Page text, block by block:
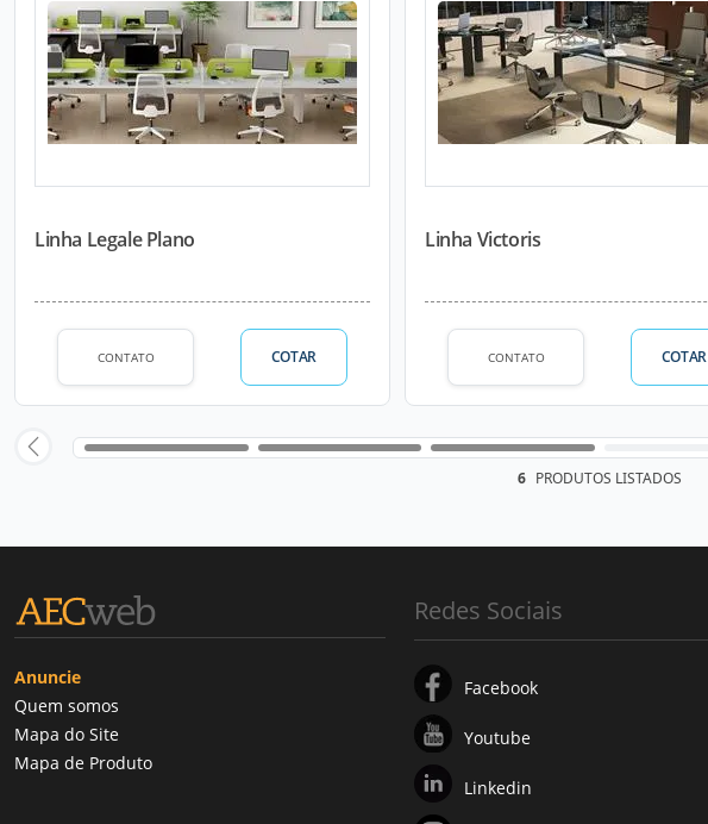
Linha Legale Plano
CONTATO COTAR
Linha Victoris
CONTATO COTAR
6 PRODUTOS LISTADOS
Anuncie
Quem somos
Mapa do Site
Mapa de Produto
Redes Sociais
Facebook
Youtube
Linkedin